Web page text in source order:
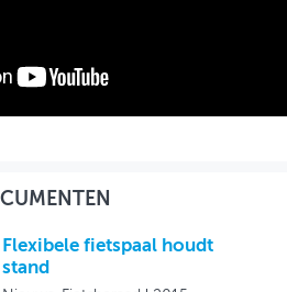
Flexibele fietspaal houdt
stand